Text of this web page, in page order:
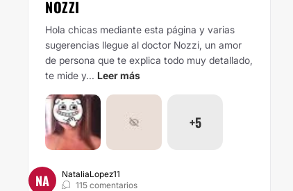
NOZZI
Hola chicas mediante esta página y varias
sugerencias llegue al doctor Nozzi, un amor
de persona que te explica todo muy detallado,
te mide y... Leer más
+5
NA
NataliaLopez11
115 comentarios